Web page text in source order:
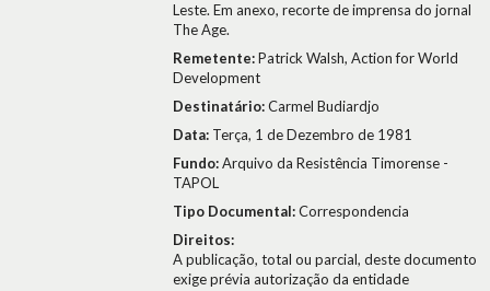
Leste. Em anexo, recorte de imprensa do jornal
The Age.
Remetente:Patrick Walsh, Action for World
Development
Destinatário:Carmel Budiardjo
Data: Terça, 1 de Dezembro de 1981
Fundo:Arquivo da Resistência Timorense -
TAPOL
Tipo Documental:Correspondencia
Direitos:
A publicação, total ou parcial, deste documento
exige prévia autorização da entidade